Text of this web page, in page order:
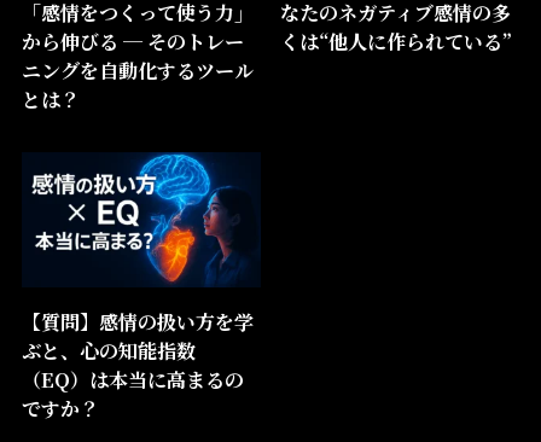
「感情をつくって使う力」
から伸びる ─ そのトレー
ニングを自動化するツール
とは？
なたのネガティブ感情の多
くは“他人に作られている”
【質問】感情の扱い方を学
ぶと、心の知能指数
（EQ）は本当に高まるの
ですか？